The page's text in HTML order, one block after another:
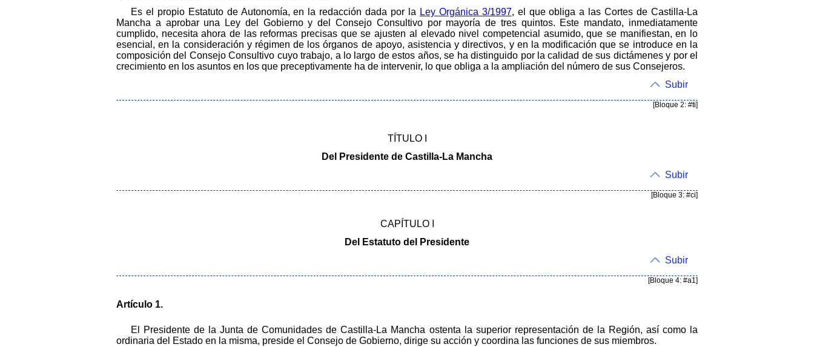
Es el propio Estatuto de Autonomía, en la redacción dada por la Ley Orgánica 3/1997, el que obliga a las Cortes de Castilla-La
Mancha a aprobar una Ley del Gobierno y del Consejo Consultivo por mayoría de tres quintos. Este mandato, inmediatamente
cumplido, necesita ahora de las reformas precisas que se ajusten al elevado nivel competencial asumido, que se manifiestan, en lo
esencial, en la consideración y régimen de los órganos de apoyo, asistencia y directivos, y en la modificación que se introduce en la
composición del Consejo Consultivo cuyo trabajo, a lo largo de estos años, se ha distinguido por la calidad de sus dictámenes y por el
crecimiento en los asuntos en los que preceptivamente ha de intervenir, lo que obliga a la ampliación del número de sus Consejeros.
Subir
[Bloque 2: #ti]
TÍTULO I
Del Presidente de Castilla-La Mancha
Subir
[Bloque 3: #ci]
CAPÍTULO I
Del Estatuto del Presidente
Subir
[Bloque 4: #a1]
Artículo 1.
El Presidente de la Junta de Comunidades de Castilla-La Mancha ostenta la superior representación de la Región, así como la
ordinaria del Estado en la misma, preside el Consejo de Gobierno, dirige su acción y coordina las funciones de sus miembros.